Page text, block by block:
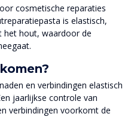
cosmetische reparaties
is elastisch,
het hout, waardoor de
en verbindingen elastisch
jaarlijkse controle van
verbindingen voorkomt de